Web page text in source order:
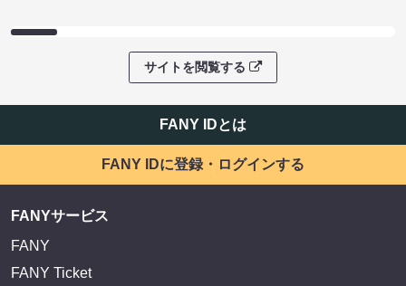
サイトを閲覧する
FANY IDとは
FANY IDに登録・ログインする
FANYサービス
FANY
FANY Ticket